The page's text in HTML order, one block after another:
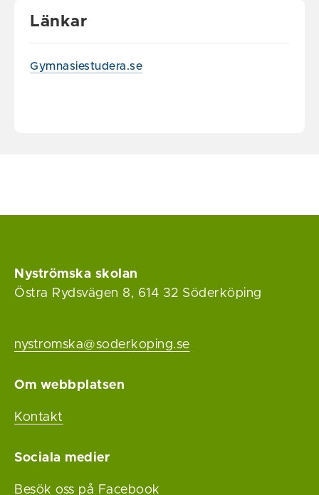
Länkar
Gymnasiestudera.se
Nyströmska skolan
Östra Rydsvägen 8, 614 32 Söderköping
nystromska@soderkoping.se
Om webbplatsen
Kontakt
Sociala medier
Besök oss på Facebook